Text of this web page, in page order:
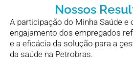
Nossos
A participação do Minha Saúde e
engajamento dos empregados
e a eficácia da solução para a
da saúde na Petrobras.